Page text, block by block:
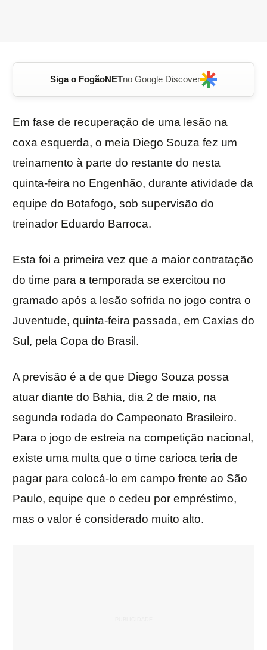
Siga o FogãoNETno Google Discover
Em fase de recuperação de uma lesão na
coxa esquerda, o meia Diego Souza fez um
treinamento à parte do restante do nesta
quinta-feira no Engenhão, durante atividade da
equipe do Botafogo, sob supervisão do
treinador Eduardo Barroca.
Esta foi a primeira vez que a maior contratação
do time para a temporada se exercitou no
gramado após a lesão sofrida no jogo contra o
Juventude, quinta-feira passada, em Caxias do
Sul, pela Copa do Brasil.
A previsão é a de que Diego Souza possa
atuar diante do Bahia, dia 2 de maio, na
segunda rodada do Campeonato Brasileiro.
Para o jogo de estreia na competição nacional,
existe uma multa que o time carioca teria de
pagar para colocá-lo em campo frente ao São
Paulo, equipe que o cedeu por empréstimo,
mas o valor é considerado muito alto.